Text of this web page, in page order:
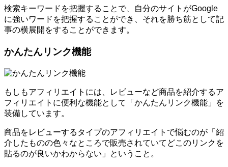
検索キーワードを把握することで、自分のサイトがGoogle
に強いワードを把握することができ、それを勝ち筋として記
事の横展開をすることができます。
かんたんリンク機能
もしもアフィリエイトには、レビューなど商品を紹介するア
フィリエイトに便利な機能として「かんたんリンク機能」を
装備しています。
商品をレビューするタイプのアフィリエイトで悩むのが「紹
介したものの色々なところで販売されていてどこのリンクを
貼るのが良いかわからない」ということ。